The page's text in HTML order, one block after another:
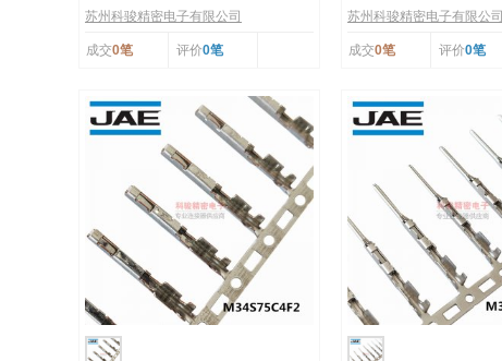
苏州科骏精密电子有限公司
成交0笔 评价0笔
苏州科骏精密电子有限公司
成交0笔 评价0笔